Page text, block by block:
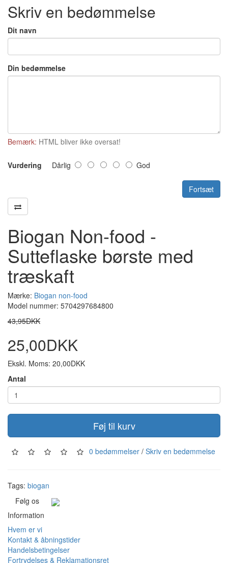
Skriv en bedømmelse
Dit navn
Din bedømmelse
Bemærk: HTML bliver ikke oversat!
Vurdering Dårlig God
Fortsæt
Biogan Non-food -
Sutteflaske børste med
træskaft
Mærke: Biogan non-food
Model nummer: 5704297684800
43,95DKK
25,00DKK
Ekskl. Moms: 20,00DKK
Antal
Føj til kurv
0 bedømmelser / Skriv en bedømmelse
Tags: biogan
Følg os
Information
Hvem er vi
Kontakt & åbningstider
Handelsbetingelser
Fortrydelses & Reklamationsret